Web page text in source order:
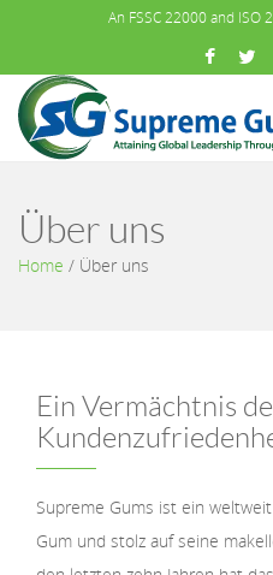
An FSSC 22000 and ISO
Über uns
Home / Über uns
Ein Vermächtnis
Supreme Gums ist ein
Gum und stolz auf seine